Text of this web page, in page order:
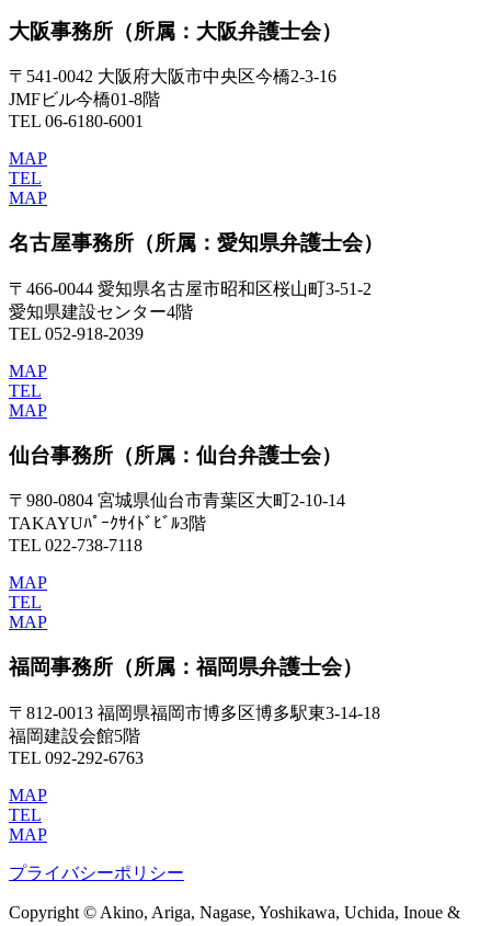
大阪事務所 （所属：大阪弁護士会）
〒541-0042 大阪府大阪市中央区今橋2-3-16
JMFビル今橋01-8階
TEL 06-6180-6001
MAP
TEL
MAP
名古屋事務所 （所属：愛知県弁護士会）
〒466-0044 愛知県名古屋市昭和区桜山町3-51-2
愛知県建設センター4階
TEL 052-918-2039
MAP
TEL
MAP
仙台事務所 （所属：仙台弁護士会）
〒980-0804 宮城県仙台市青葉区大町2-10-14
TAKAYUﾊﾟｰｸｻｲﾄﾞﾋﾞﾙ3階
TEL 022-738-7118
MAP
TEL
MAP
福岡事務所 （所属：福岡県弁護士会）
〒812-0013 福岡県福岡市博多区博多駅東3-14-18
福岡建設会館5階
TEL 092-292-6763
MAP
TEL
MAP
プライバシーポリシー
Copyright © Akino, Ariga, Nagase, Yoshikawa, Uchida, Inoue &